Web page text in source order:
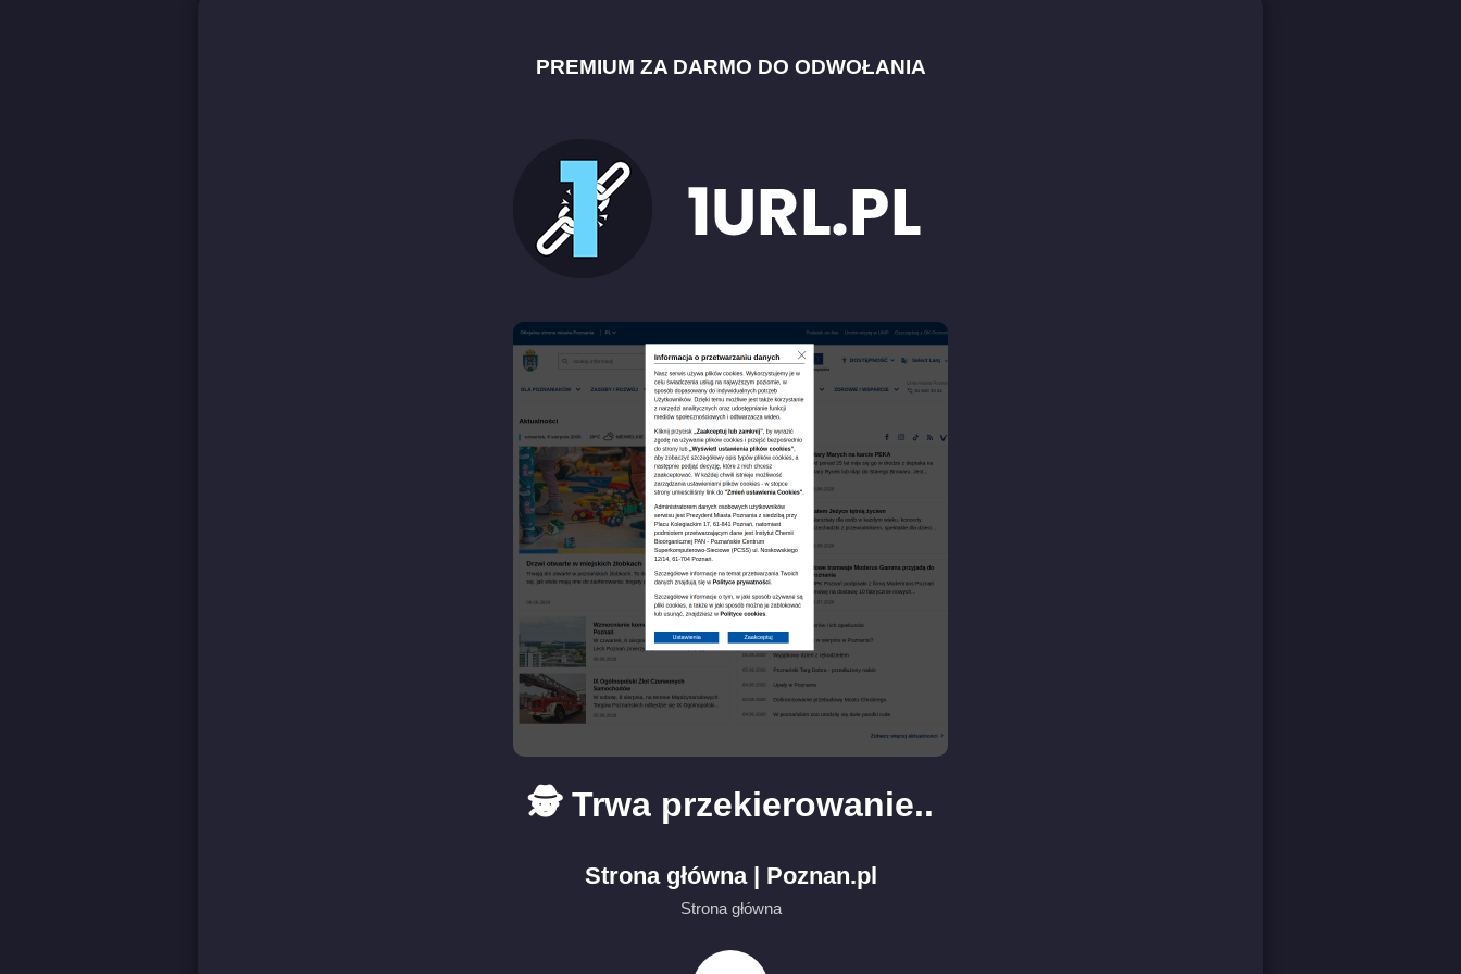
PREMIUM ZA DARMO DO ODWOŁANIA
🕵️ Trwa przekierowanie..
Strona główna | Poznan.pl
Strona główna